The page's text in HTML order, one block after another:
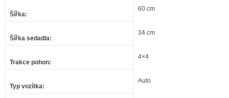
Šířka:
60 cm
Šířka sedadla:
34 cm
Trakce pohon:
4×4
Typ vozítka:
Auto